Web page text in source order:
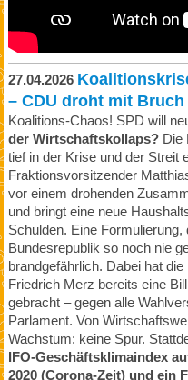
27.04.2026
– CDU droht mit Bruch
Koalitions-Chaos! SPD will
der Wirtschaftskollaps?Die
tief in der Krise und der Streit
Fraktionsvorsitzender
vor einem drohenden
und bringt eine neue
Schulden. Eine
Bundesrepublik so noch nie
brandgefährlich. Dabei hat
Friedrich Merz bereits eine
gebracht – gegen alle
Parlament. Von
Wachstum: keine Spur.
IFO-Geschäftsklimaindex
2020 (Corona-Zeit) und ein